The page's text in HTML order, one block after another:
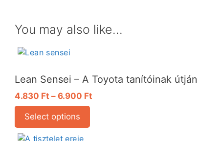
You may also like…
Lean Sensei – A Toyota tanítóinak útján
4.830 Ft – 6.900 Ft
Select options